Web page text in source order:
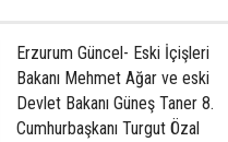
Erzurum Güncel- Eski İçişleri
Bakanı Mehmet Ağar ve eski
Devlet Bakanı Güneş Taner 8.
Cumhurbaşkanı Turgut Özal